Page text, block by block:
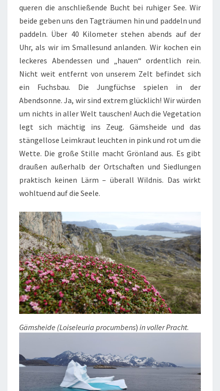
queren die anschließende Bucht bei ruhiger See. Wir
beide geben uns den Tagträumen hin und paddeln und
paddeln. Über 40 Kilometer stehen abends auf der
Uhr, als wir im Smallesund anlanden. Wir kochen ein
leckeres Abendessen und „hauen“ ordentlich rein.
Nicht weit entfernt von unserem Zelt befindet sich
ein Fuchsbau. Die Jungfüchse spielen in der
Abendsonne. Ja, wir sind extrem glücklich! Wir würden
um nichts in aller Welt tauschen! Auch die Vegetation
legt sich mächtig ins Zeug. Gämsheide und das
stängellose Leimkraut leuchten in pink und rot um die
Wette. Die große Stille macht Grönland aus. Es gibt
draußen außerhalb der Ortschaften und Siedlungen
praktisch keinen Lärm – überall Wildnis. Das wirkt
wohltuend auf die Seele.
Gämsheide (Loiseleuria procumbens) in voller Pracht.